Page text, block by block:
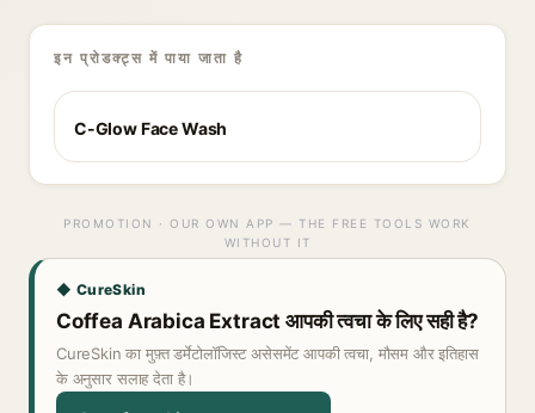
इन प्रोडक्ट्स में पाया जाता है
C-Glow Face Wash
PROMOTION · OUR OWN APP — THE FREE TOOLS WORK
WITHOUT IT
◆ CureSkin
Coffea Arabica Extract आपकी त्वचा के लिए सही है?
CureSkin का मुफ़्त डर्मेटोलॉजिस्ट असेसमेंट आपकी त्वचा, मौसम और इतिहास
के अनुसार सलाह देता है।